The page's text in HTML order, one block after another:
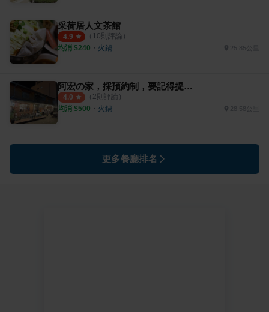
采荷居人文茶館
4.9 （ 10則評論）
均消 $240 ・ 火鍋 25.85公里
阿宏の家，採預約制，要記得提前打電話
4.0 （ 2則評論）
均消 $500 ・ 火鍋 28.58公里
更多餐廳排名